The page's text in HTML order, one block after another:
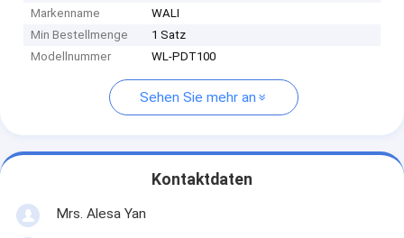
Markenname
WALI
Min Bestellmenge
1 Satz
Modellnummer
WL-PDT100
Sehen Sie mehr an
Kontaktdaten
Mrs. Alesa Yan